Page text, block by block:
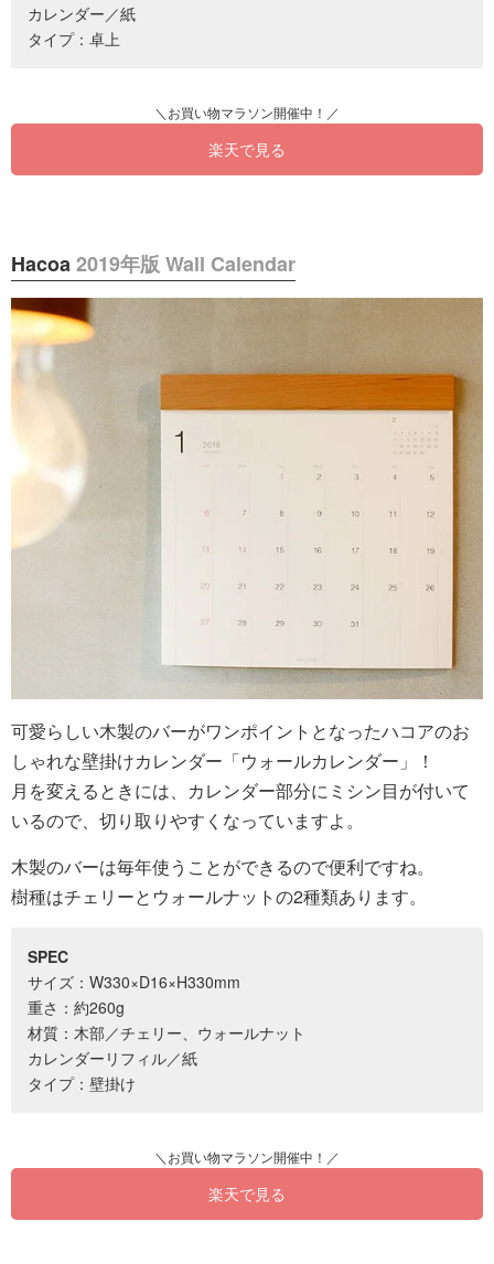
カレンダー／紙
タイプ：卓上
楽天で見る
Hacoa2019年版 Wall Calendar
可愛らしい木製のバーがワンポイントとなったハコアのお
しゃれな壁掛けカレンダー「ウォールカレンダー」！
月を変えるときには、カレンダー部分にミシン目が付いて
いるので、切り取りやすくなっていますよ。
木製のバーは毎年使うことができるので便利ですね。
樹種はチェリーとウォールナットの2種類あります。
SPEC
サイズ：W330×D16×H330mm
重さ：約260g
材質：木部／チェリー、ウォールナット
カレンダーリフィル／紙
タイプ：壁掛け
楽天で見る